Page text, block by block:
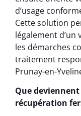
d’usage
Cette solution
légalement
les démarches
traitement
Prunay-en-
Que
récupération